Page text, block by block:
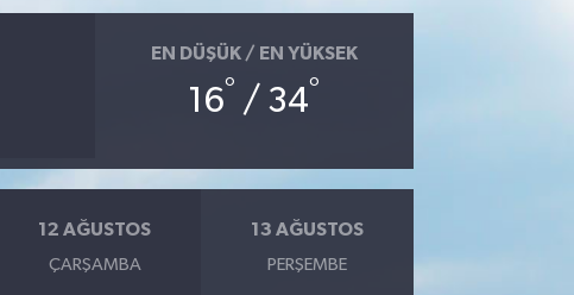
EN DÜŞÜK / EN YÜKSEK
16° / 34°
12 AĞUSTOS
ÇARŞAMBA
13 AĞUSTOS
PERŞEMBE